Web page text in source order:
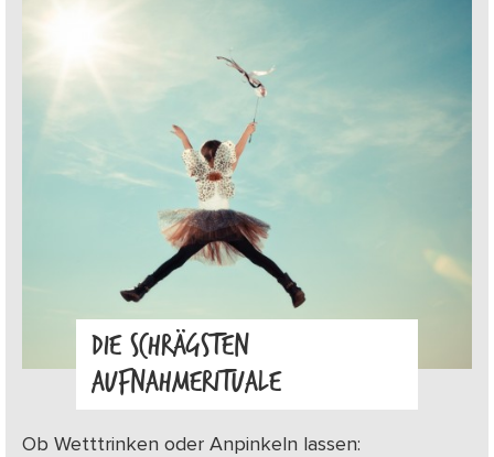
DIE SCHRÄGSTEN
AUFNAHMERITUALE
Ob Wetttrinken oder Anpinkeln lassen: